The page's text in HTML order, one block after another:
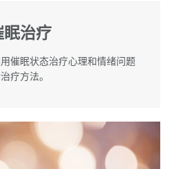
眠治疗
催眠状态治疗心理和情绪问题
疗方法。